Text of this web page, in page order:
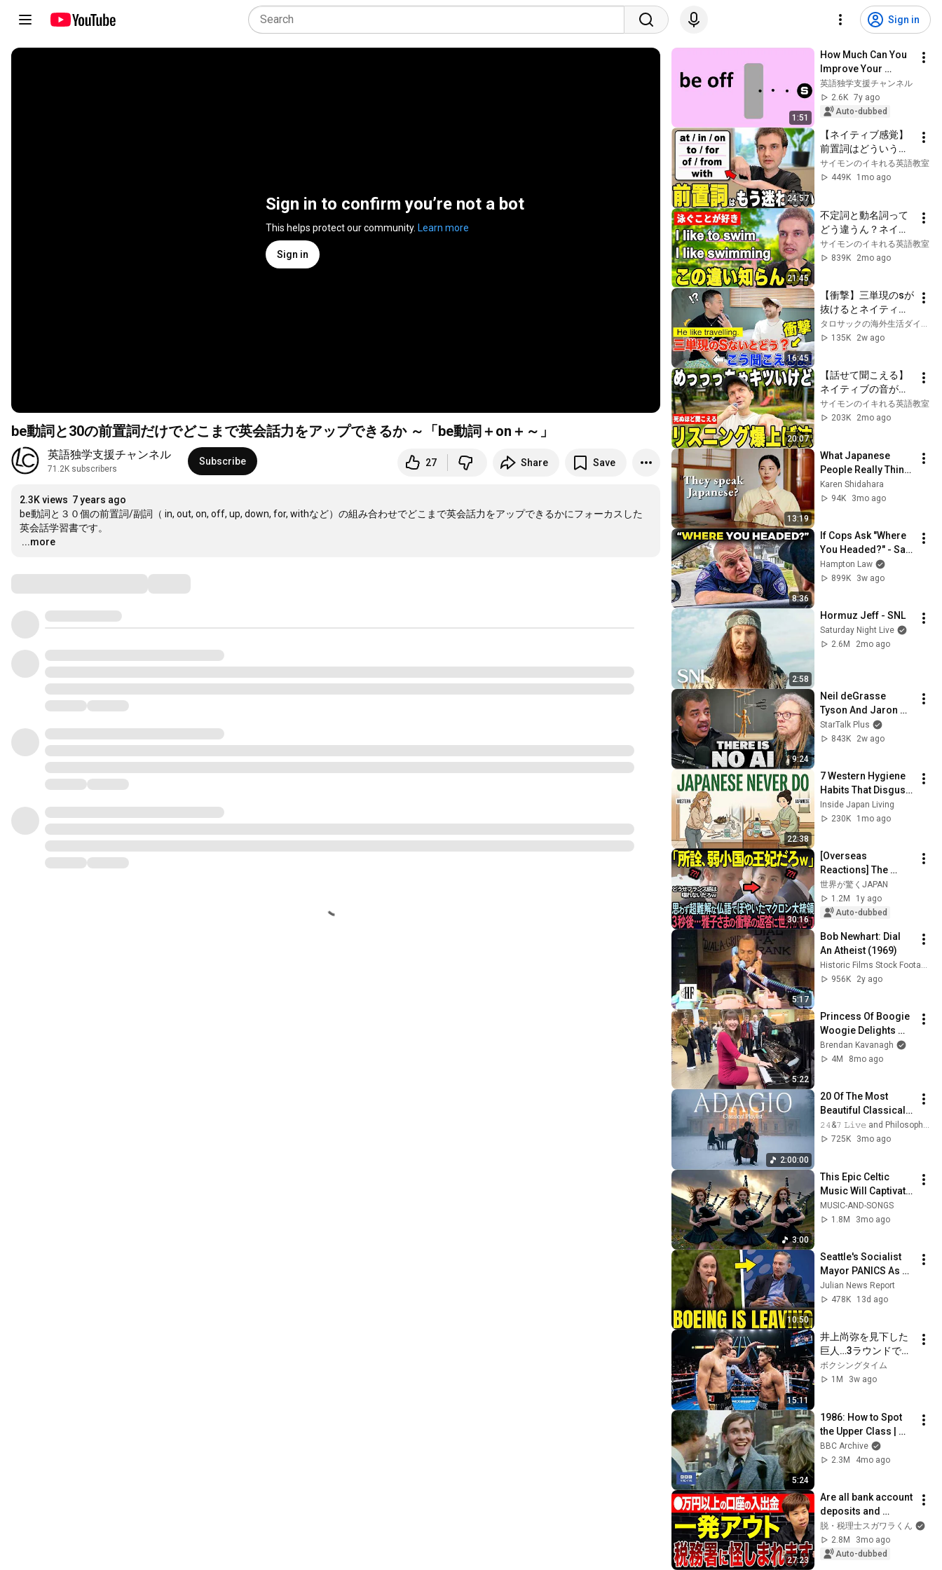
Sign in
Sign in to confirm you’re not a bot
This helps protect our community. Learn more
Sign in
be動詞と30の前置詞だけでどこまで英会話力をアップできるか ～「be動詞＋on＋～」
英語独学支援チャンネル
71.2K subscribers
Subscribe 27 Share Save
2.3K views 7 years ago
be動詞と３０個の前置詞/副詞（ in, out, on, off, up, down, for, withなど）の組み合わせでどこまで英会話力をアップできるかにフォーカスした
…
...more
1:51
How Much Can You
Improve Your
English
Conversation Skills
Using Only the Verb
Preposi...
英語独学支援チャンネル
2.6K 7y ago
Auto-dubbed
24:57
【ネイティブ感覚】
前置詞はどういう感
覚でネイティブは使
ってるの？
サイモンのイキれる英語教室
449K
1mo ago
21:45
不定詞と動名詞って
どう違うん？ネイテ
ィブのコアイメージ
はこうや！〔to
サイモンのイキれる英語教室
839K
2mo ago
16:45
【衝撃】三単現のsが
抜けるとネイティブ
にはこう聞こえま
す。
タロサックの海外生活ダイアリーTAROSAC
135K
2w ago
20:07
【話せて聞こえる】
ネイティブの音がみ
るみる聞こえるトレ
ーニング方法【3ステ
サイモンのイキれる英語教室
203K
2mo ago
13:19
What Japanese
People Really Think
When You Speak
Japanese
Karen Shidahara
94K
3mo ago
8:36
If Cops Ask "Where
You Headed?" - Say
THIS (Simple
Phrase)
Hampton Law
899K
3w ago
2:58
Hormuz Jeff - SNL
Saturday Night Live
2.6M
2mo ago
9:24
Neil deGrasse
Tyson And Jaron
Lanier on the AI
Illusion
StarTalk Plus
843K
2w ago
22:38
7 Western Hygiene
Habits That Disgust
Japanese People —
Stop Doing These
Inside Japan Living
230K
1mo ago
30:16
[Overseas
Reactions] The
world praises
Masako's upper-
class language
astonished the...
世界が驚くJAPAN
1.2M
1y ago
Auto-dubbed
5:17
Bob Newhart: Dial
An Atheist (1969)
956K
2y ago
5:22
Princess Of Boogie
Woogie Delights
Everyone
Brendan Kavanagh
4M
8mo ago
2:00:00
20 Of The Most
Beautiful Classical
Adagios for
Relaxation and
𝟸𝟺&𝟽 𝙻𝚒𝚟𝚎 and Philosophical Instrumentals
725K
3mo ago
3:00
This Epic Celtic
Music Will Captivate
Your Soul | Epic
Celtic Music
MUSIC-AND-SONGS
1.8M
3mo ago
10:50
Seattle's Socialist
Mayor PANICS As
Boeing OFFICIALLY
SHIFTS 9,000 Jobs
Julian News Report
478K
13d ago
15:11
井上尚弥を見下した
巨人…3ラウンドで現
実を知った
ボクシングタイム
1M
3w ago
5:24
1986: How to Spot
the Upper Class |
That's Life! | BBC
Archive
BBC Archive
2.3M
4mo ago
27:23
Are all bank account
deposits and
withdrawals being
monitored? Such
account activity can
脱・税理士スガワラくん
2.8M
3mo ago
Auto-dubbed